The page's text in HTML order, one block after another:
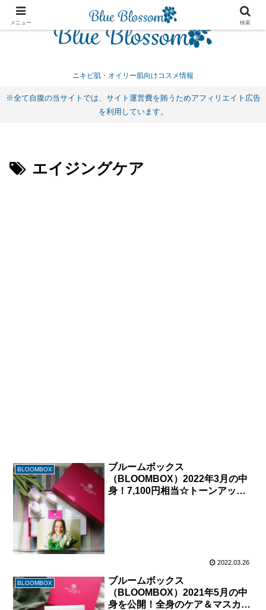
ニキビ肌・オイリー肌向けコスメ情報
※全て自腹の当サイトでは、サイト運営費を賄うためアフィリエイト広告
を利用しています。
エイジングケア
BLOOMBOX
ブルームボックス
（BLOOMBOX）2022年3月の中
身！7,100円相当☆トーンアップ
2022.03.26
BLOOMBOX
ブルームボックス
（BLOOMBOX）2021年5月の中
身を公開！全身のケア＆マスカラ
メニュー 検索